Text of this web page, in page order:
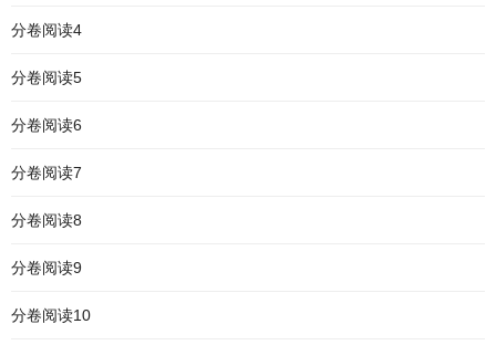
分卷阅读4
分卷阅读5
分卷阅读6
分卷阅读7
分卷阅读8
分卷阅读9
分卷阅读10